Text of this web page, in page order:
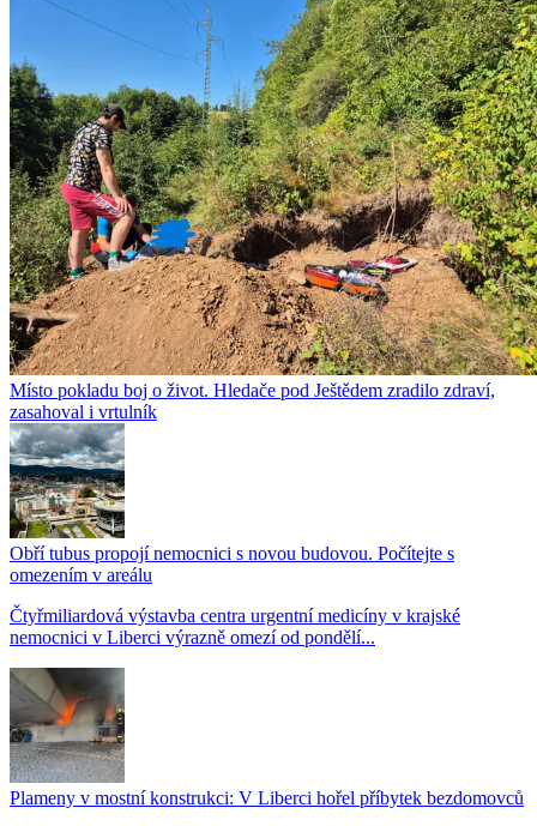
Místo pokladu boj o život. Hledače pod Ještědem zradilo zdraví,
zasahoval i vrtulník
Obří tubus propojí nemocnici s novou budovou. Počítejte s
omezením v areálu
Čtyřmiliardová výstavba centra urgentní medicíny v krajské
nemocnici v Liberci výrazně omezí od pondělí...
Plameny v mostní konstrukci: V Liberci hořel příbytek bezdomovců